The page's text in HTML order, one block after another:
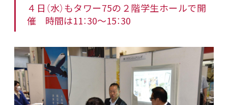
４日（水）もタワー75の２階学生ホールで開
催 時間は11：30～15：30